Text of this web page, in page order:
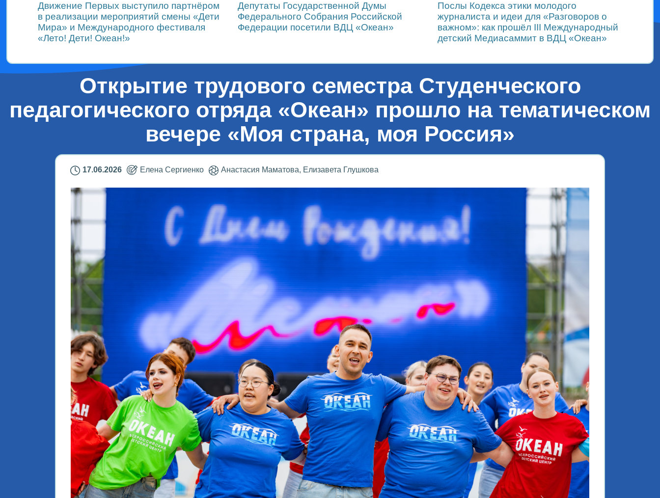
Движение Первых выступило партнёром
в реализации мероприятий смены «Дети
Мира» и Международного фестиваля
«Лето! Дети! Океан!»
Депутаты Государственной Думы
Федерального Собрания Российской
Федерации посетили ВДЦ «Океан»
Послы Кодекса этики молодого
журналиста и идеи для «Разговоров о
важном»: как прошёл ІІІ Международный
детский Медиасаммит в ВДЦ «Океан»
Открытие трудового семестра Студенческого
педагогического отряда «Океан» прошло на тематическом
вечере «Моя страна, моя Россия»
17.06.2026 Елена Сергиенко Анастасия Маматова, Елизавета Глушкова